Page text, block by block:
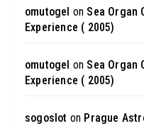
omutogel on Sea Organ
Experience ( 2005)
omutogel on Sea Organ
Experience ( 2005)
sogoslot on Prague